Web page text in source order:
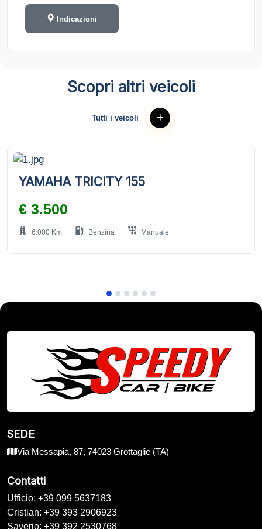
Indicazioni
Scopri altri veicoli
Tutti i veicoli
YAMAHA TRICITY 155
€ 3.500
6.000 Km Benzina Manuale
SEDE
Via Messapia, 87, 74023 Grottaglie (TA)
Contatti
Ufficio: +39 099 5637183
Cristian: +39 393 2906923
Saverio: +39 392 2530768